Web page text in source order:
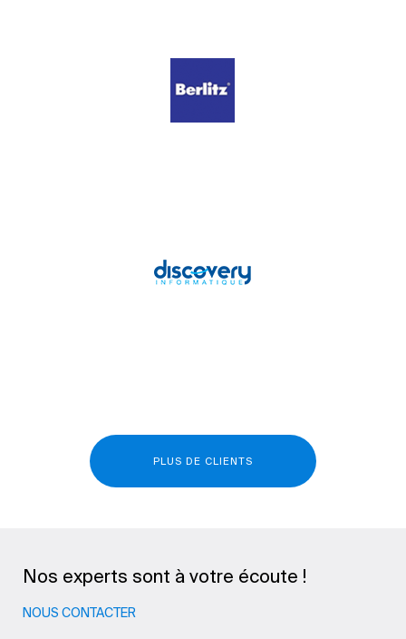
PLUS DE CLIENTS
Nos experts sont à votre écoute !
NOUS CONTACTER